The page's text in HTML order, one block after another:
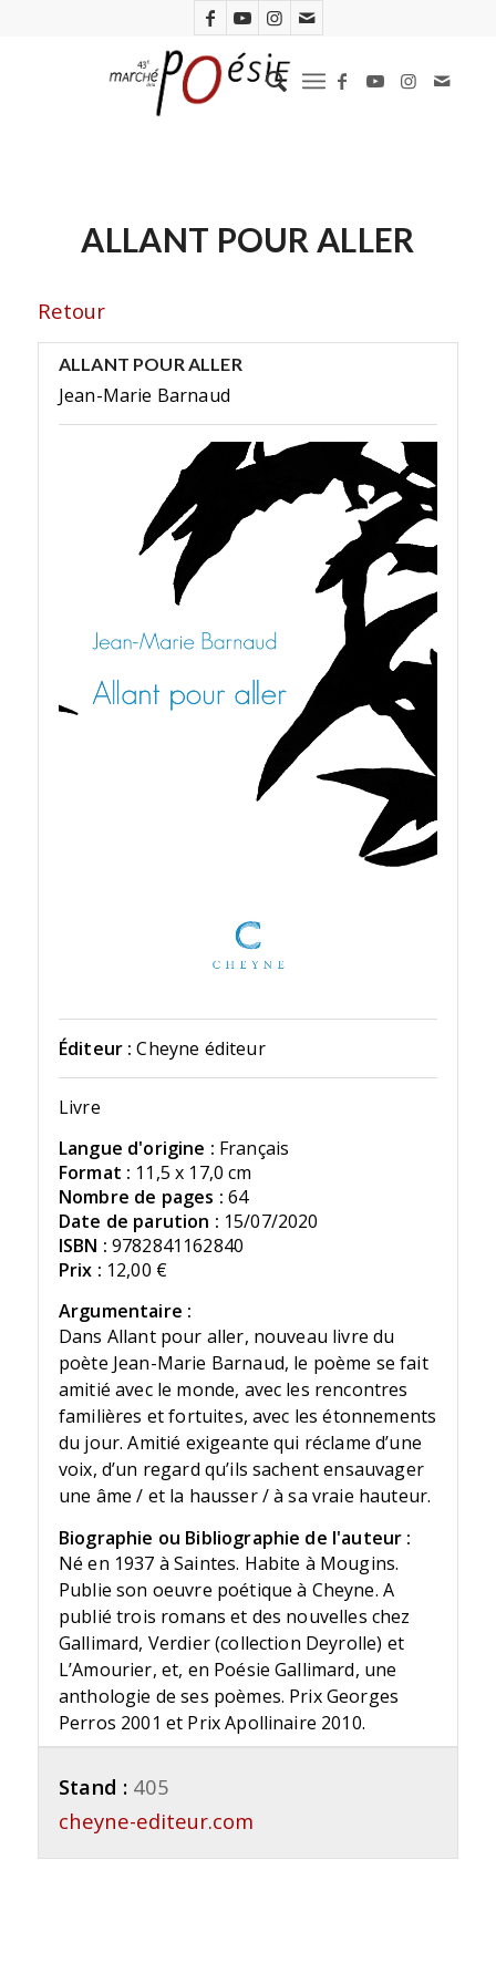
ALLANT POUR ALLER
Retour
ALLANT POUR ALLER
Jean-Marie Barnaud
Éditeur : Cheyne éditeur
Livre
Langue d'origine : Français
Format : 11,5 x 17,0 cm
Nombre de pages : 64
Date de parution : 15/07/2020
ISBN : 9782841162840
Prix : 12,00 €
Argumentaire :
Dans Allant pour aller, nouveau livre du
poète Jean-Marie Barnaud, le poème se fait
amitié avec le monde, avec les rencontres
familières et fortuites, avec les étonnements
du jour. Amitié exigeante qui réclame d’une
voix, d’un regard qu’ils sachent ensauvager
une âme / et la hausser / à sa vraie hauteur.
Biographie ou Bibliographie de l'auteur :
Né en 1937 à Saintes. Habite à Mougins.
Publie son oeuvre poétique à Cheyne. A
publié trois romans et des nouvelles chez
Gallimard, Verdier (collection Deyrolle) et
L’Amourier, et, en Poésie Gallimard, une
anthologie de ses poèmes. Prix Georges
Perros 2001 et Prix Apollinaire 2010.
Stand : 405
cheyne-editeur.com